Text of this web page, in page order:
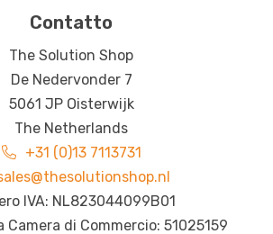
Contatto
The Solution Shop
De Nedervonder 7
5061 JP Oisterwijk
The Netherlands
+31 (0)13 7113731
IVA: NL823044099B01
Camera di Commercio: 51025159